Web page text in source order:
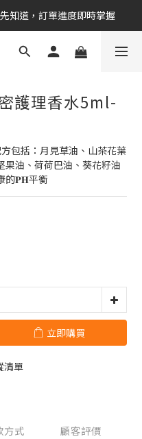
在立即加入！
知道，訂單進度即時掌握
在立即加入！
護理香水5ml-
包括：月見草油、山茶花葉
果油、荷荷巴油、葵花籽油
的𝐏𝐇平衡
立即購買
清單
方式 顧客評價